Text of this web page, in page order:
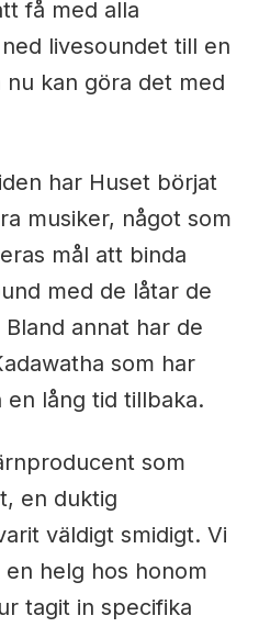
få med alla
livesoundet till en
kan göra det med
har Huset börjat
musiker, något som
mål att binda
med de låtar de
annat har de
som har
lång tid tillbaka.
som
en duktig
väldigt smidigt. Vi
helg hos honom
tagit in specifika